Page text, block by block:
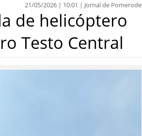
21/05/2026 | 10:01 | Jornal de Pomerode
de helicóptero
Testo Central